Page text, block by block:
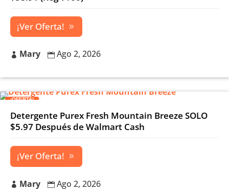
¡Ver Oferta!
 Mary  Ago 2, 2026
¡OFERTA!
Detergente Purex Fresh Mountain Breeze SOLO
$5.97 Después de Walmart Cash
¡Ver Oferta!
 Mary  Ago 2, 2026